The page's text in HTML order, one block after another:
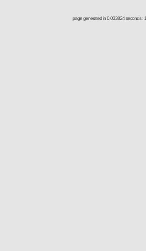
page generated in 0.033824 seconds :